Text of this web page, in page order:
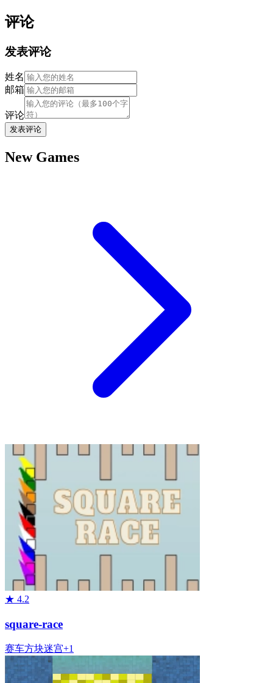
评论
发表评论
姓名
邮箱
评论
发表评论
New Games
★ 4.2
square-race
赛车方块迷宫+1